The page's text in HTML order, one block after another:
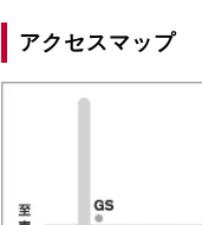
アクセスマップ